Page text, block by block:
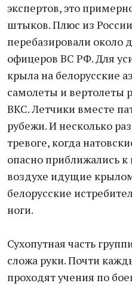
экспертов, это
штыков. Плюс из
перебазировали около
офицеров ВС РФ. Для
крыла на белорусские
самолеты и вертолеты
ВКС. Летчики вместе
рубежи. И несколько
тревоге, когда
опасно приближались к
воздухе идущие
белорусские
ноги.
Сухопутная часть
сложа руки. Почти
проходят учения по